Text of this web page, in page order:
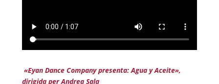
«Eyan Dance Company presenta: Agua y Aceite»,
dirigida per Andrea Sala